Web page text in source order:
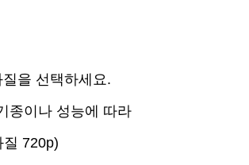
을 선택하세요.
이나 성능에 따라
720p)